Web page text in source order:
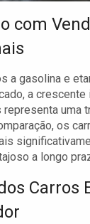
com
a gasolina e
a crescente
uma
os
a longo
Carros